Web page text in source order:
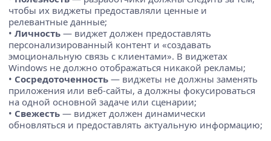
чтобы их виджеты предоставляли ценные и
релевантные данные;
• Личность — виджет должен предоставлять
персонализированный контент и «создавать
эмоциональную связь с клиентами». В виджетах
Windows не должно отображаться никакой рекламы;
• Сосредоточенность — виджеты не должны заменять
приложения или веб-сайты, а должны фокусироваться
на одной основной задаче или сценарии;
• Свежесть — виджет должен динамически
обновляться и предоставлять актуальную информацию;